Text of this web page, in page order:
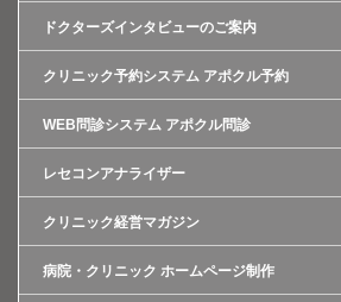
ドクターズインタビューのご案内
クリニック予約システム アポクル予約
WEB問診システム アポクル問診
レセコンアナライザー
クリニック経営マガジン
病院・クリニック ホームページ制作